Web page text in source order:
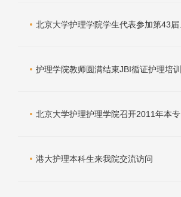
北京大学护理学院学生代表参加第43届南丁格尔奖章颁奖大会
护理学院教师圆满结束JBI循证护理培训
北京大学护理护理学院召开2011年本专科教育教学工作研讨会
港大护理本科生来我院交流访问